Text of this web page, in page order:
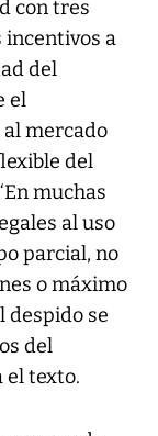
con tres
incentivos a
del
el
mercado
del
muchas
al uso
parcial, no
o máximo
despido se
del
el texto.